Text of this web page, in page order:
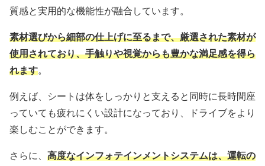
質感と実用的な機能性が融合しています。
素材選びから細部の仕上げに至るまで、厳選された素材が
使用されており、手触りや視覚からも豊かな満足感を得ら
れます。
例えば、シートは体をしっかりと支えると同時に長時間座
っていても疲れにくい設計になっており、ドライブをより
楽しむことができます。
さらに、 高度なインフォテインメントシステムは、運転の